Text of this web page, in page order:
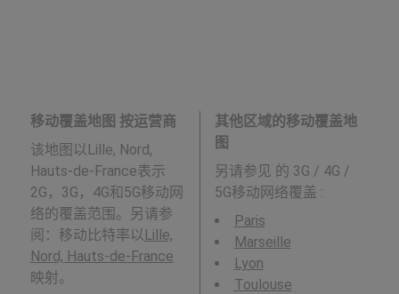
移动覆盖地图 按运营商
该地图以Lille, Nord,
Hauts-de-France表示
2G，3G，4G和5G移动网
络的覆盖范围。另请参
阅：移动比特率以 Lille,
Nord, Hauts-de-France
映射。
其他区域的移动覆盖地
图
另请参见 的 3G / 4G /
5G移动网络覆盖 :
Paris
Marseille
Lyon
Toulouse